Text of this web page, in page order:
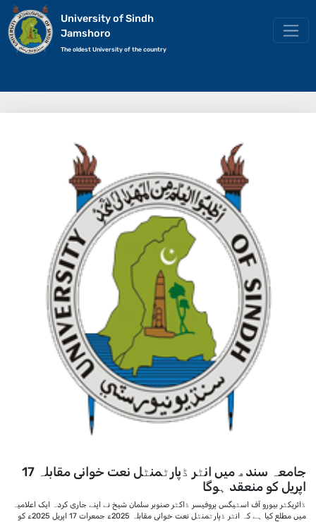
University of Sindh
Jamshoro
The oldest University of the country
جامعہ سندھ میں انٹر ڈپارٹمنٹل نعت خوانی مقابلہ 17
اپریل کو منعقد ہوگا
ڈائریکٹر بیورو آف اسٹیگس پروفیسر ڈاکٹر صنوبر سلمان شیخ نے اپنے جاری کردہ ایک اعلامیہ
میں مطلع کیا ہے کہ انٹر ڈپارٹمنٹل نعت خوانی مقابلہ 2025ء جمعرات 17 اپریل 2025ء کو